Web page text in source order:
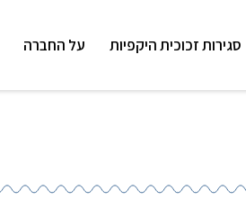
סגירות זכוכית היקפיות על החברה